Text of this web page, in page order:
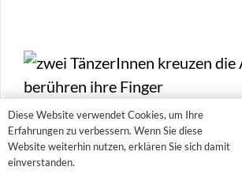
Tanz und Gebärdensprache
Diese Website verwendet Cookies, um Ihre
Erfahrungen zu verbessern. Wenn Sie diese
Website weiterhin nutzen, erklären Sie sich damit
einverstanden.